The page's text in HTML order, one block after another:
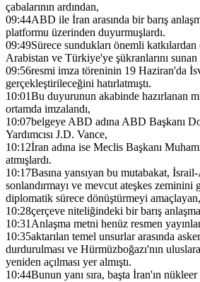
çabalarının ardından,
09:44ABD ile İran arasında bir barış
platformu üzerinden duyurmuşlardı.
09:49Sürece sundukları önemli
Arabistan ve Türkiye'ye şükranlarını sunan
09:56resmi imza töreninin 19 Haziran'da
gerçekleştirileceğini hatırlatmıştı.
10:01Bu duyurunun akabinde hazırlanan
ortamda imzalandı,
10:07belgeye ABD adına ABD Başkanı
Yardımcısı J.D. Vance,
10:12İran adına ise Meclis Başkanı
atmışlardı.
10:17Basına yansıyan bu mutabakat,
sonlandırmayı ve mevcut ateşkes zeminini
diplomatik sürece dönüştürmeyi amaçlayan,
10:28çerçeve niteliğindeki bir barış
10:31Anlaşma metni henüz resmen
10:35aktarılan temel unsurlar arasında
durdurulması ve Hürmüzboğazı'nın
yeniden açılması yer almıştı.
10:44Bunun yanı sıra, başta İran'ın